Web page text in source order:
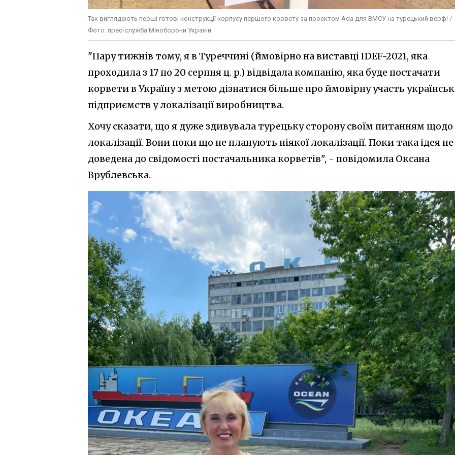
Так виглядають перші готові конструкції корпусу першого корвету за проектом Ada для ВМСУ на турецький верфі /
Фото: прес-служба Міноборони України
"Пару тижнів тому, я в Туреччині (ймовірно на виставці IDEF-2021, яка
проходила з 17 по 20 серпня ц. р.) відвідала компанію, яка буде постачати
корвети в Україну з метою дізнатися більше про ймовірну участь
підприємств у локалізації виробництва.
Хочу сказати, що я дуже здивувала турецьку сторону своїм питанням щодо
локалізації. Вони поки що не планують ніякої локалізації. Поки така ідея не
доведена до свідомості постачальника корветів", - повідомила Оксана
Врублевська.